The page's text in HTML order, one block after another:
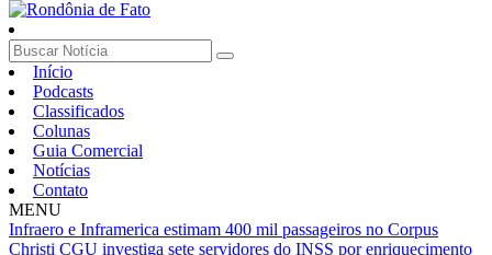
Início
Podcasts
Classificados
Colunas
Guia Comercial
Notícias
Contato
MENU
Infraero e Inframerica estimam 400 mil passageiros no Corpus
Christi CGU investiga sete servidores do INSS por enriquecimento